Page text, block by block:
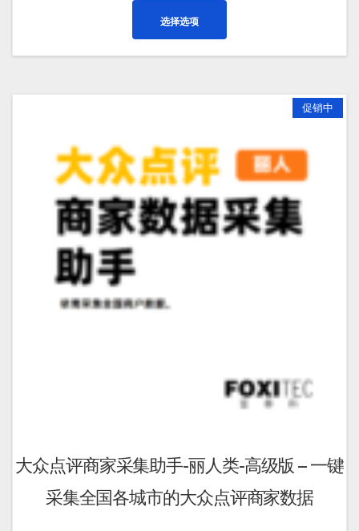
选择选项
在
产
品
页
选
项
促销中
大众点评商家采集助手-丽人类-高级版 – 一键
采集全国各城市的大众点评商家数据